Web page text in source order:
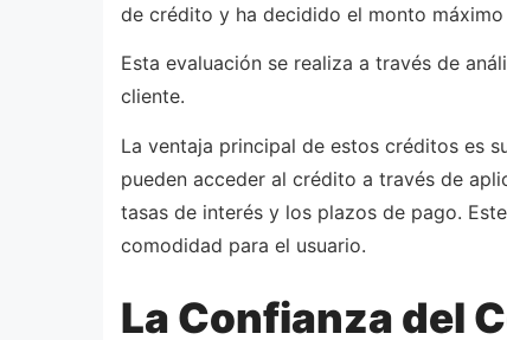
de crédito y ha decidido el monto
Esta evaluación se realiza a través de
cliente.
La ventaja principal de estos créditos es
pueden acceder al crédito a través de
tasas de interés y los plazos de pago.
comodidad para el usuario.
La Confianza del